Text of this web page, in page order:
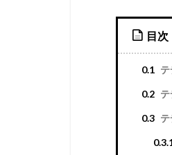
目次
0.1
0.2
0.3